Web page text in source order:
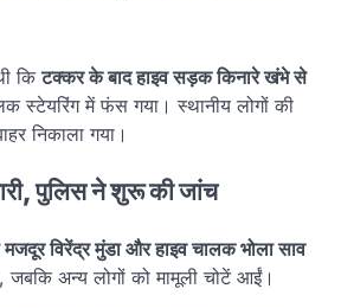
किटक्कर के बाद हाइव सड़क किनारे खंभे से
स्टेयरिंग में फंस गया। स्थानीय लोगों की
निकाला गया।
पुलिस ने शुरू की जांच
मजदूर विरेंद्र मुंडा और हाइव चालक भोला साव
, जबकि अन्य लोगों को मामूली चोटें आईं।